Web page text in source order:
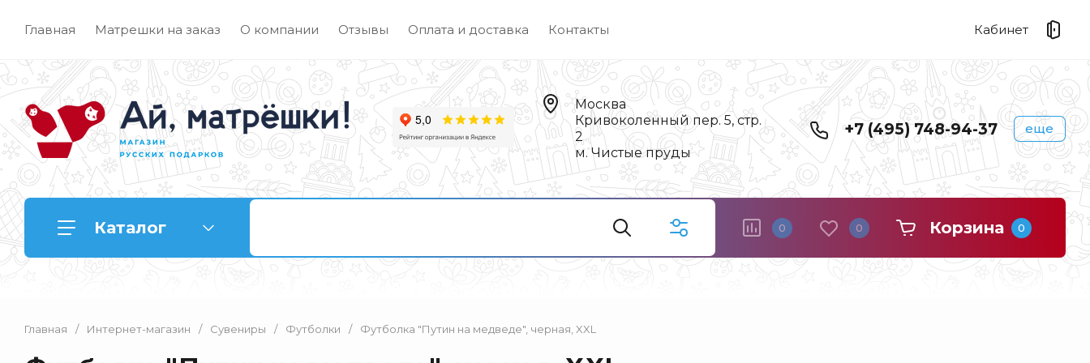
Главная Матрешки на заказ О компании Отзывы Оплата и доставка Контакты Кабинет
Москва
Кривоколенный пер. 5, стр.
2
м. Чистые пруды
+7 (495) 748-94-37 еще
Матрешки
Каталог 0 0 Корзина 0
Главная / Интернет-магазин / Сувениры / Футболки / Футболка "Путин на медведе", черная, XXL